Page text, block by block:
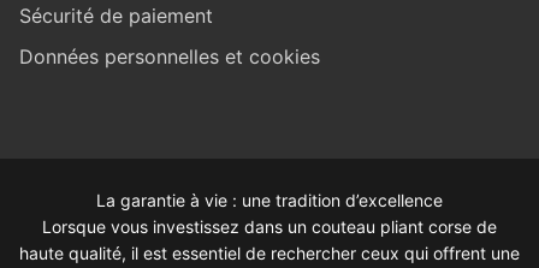
Sécurité de paiement
Données personnelles et cookies
La garantie à vie : une tradition d’excellence
Lorsque vous investissez dans un couteau pliant corse de
haute qualité, il est essentiel de rechercher ceux qui offrent une